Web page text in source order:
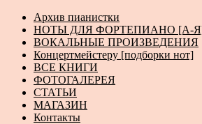
Архив пианистки
НОТЫ ДЛЯ ФОРТЕПИАНО [А-
ВОКАЛЬНЫЕ ПРОИЗВЕДЕНИЯ
Концертмейстеру [подборки нот]
ВСЕ КНИГИ
ФОТОГАЛЕРЕЯ
СТАТЬИ
МАГАЗИН
Контакты